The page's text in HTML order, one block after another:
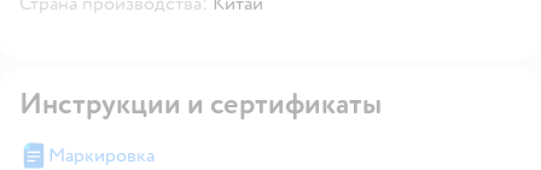
Инструкции и сертификаты
Маркировка